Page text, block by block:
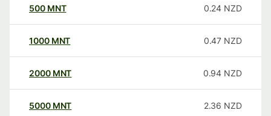
500 MNT 0.24 NZD
1000 MNT 0.47 NZD
2000 MNT 0.94 NZD
5000 MNT 2.36 NZD